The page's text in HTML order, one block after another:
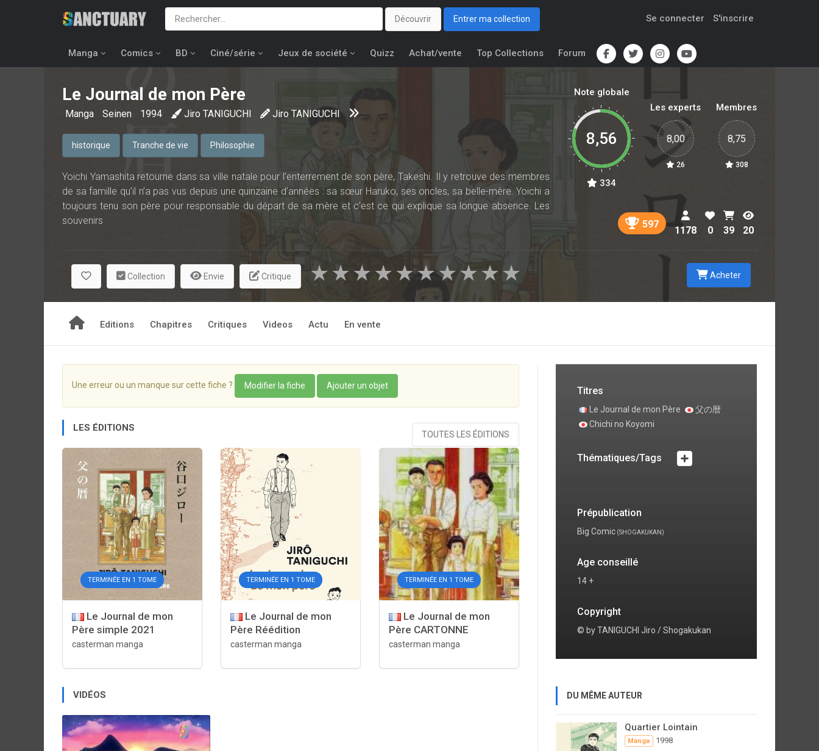
Découvrir Entrer ma collection Se connecter S'inscrire
Manga Comics BD Ciné/série Jeux de société Quizz Achat/vente Top Collections Forum
Le Journal de mon Père
Manga Seinen 1994 Jiro TANIGUCHI Jiro TANIGUCHI
historique Tranche de vie Philosophie
Yoichi Yamashita retourne dans sa ville natale pour l’enterrement de son père, Takeshi. Il y retrouve des membres
de sa famille qu’il n’a pas vus depuis une quinzaine d’années : sa sœur Haruko, ses oncles, sa belle-mère. Yoichi a
toujours tenu son père pour responsable du départ de sa mère et c’est ce qui explique sa longue absence. Les
souvenirs
qu’il garde de son enfance sont très flous, la veillée funèbre sera l’occasion de les raviver...
Note globale
8,56
334
Les experts
8,00
26
Membres
8,75
308
597
1178 0 39 20
Collection Envie Critique ★
★
★
★
★
★
★
★
★
★ Acheter
Editions Chapitres Critiques Videos Actu En vente
Une erreur ou un manque sur cette fiche ? Modifier la fiche Ajouter un objet
LES ÉDITIONS
TOUTES LES ÉDITIONS
TERMINÉE EN 1 TOME
Le Journal de mon
Père simple 2021
casterman manga
TERMINÉE EN 1 TOME
Le Journal de mon
Père Réédition
casterman manga
TERMINÉE EN 1 TOME
Le Journal de mon
Père CARTONNE
casterman manga
VIDÉOS
Titres
Le Journal de mon Père
父の暦
Chichi no Koyomi
Thématiques/Tags
Prépublication
Big Comic (SHOGAKUKAN)
Age conseillé
14 +
Copyright
© by TANIGUCHI Jiro / Shogakukan
DU MÊME AUTEUR
Quartier Lointain
Manga 1998